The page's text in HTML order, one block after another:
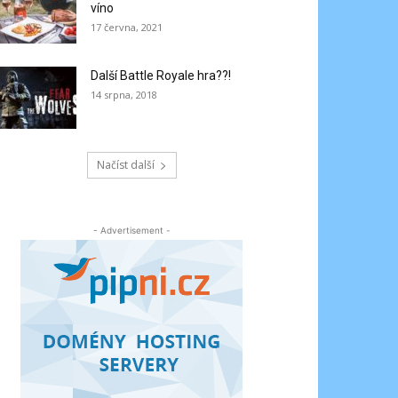
víno
17 června, 2021
Další Battle Royale hra??!
14 srpna, 2018
Načíst další
- Advertisement -